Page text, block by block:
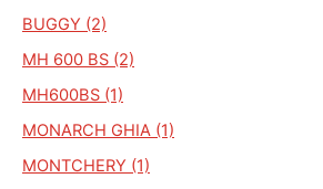
BUGGY (2)
MH 600 BS (2)
MH600BS (1)
MONARCH GHIA (1)
MONTCHERY (1)